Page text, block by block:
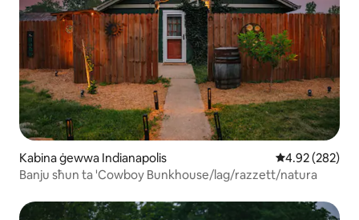
Kabina ġewwa Indianapolis Rating medju
4.92 (282)
Banju sħun ta 'Cowboy Bunkhouse/lag/razzett/natura